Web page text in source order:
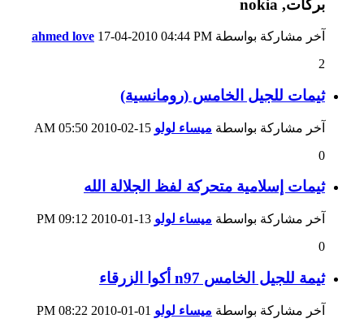
آخر مشاركة بواسطة ahmed love 17-04-2010 04:44 PM
2
ثيمات للجيل الخامس (رومانسية)
آخر مشاركة بواسطة ميساء لولو
05:50 AM
0
ثيمات إسلامية متحركة لفظ الجلالة الله
آخر مشاركة بواسطة ميساء لولو
09:12 PM
0
ثيمة للجيل الخامس n97 أكوا الزرقاء
آخر مشاركة بواسطة ميساء لولو 08:22 PM